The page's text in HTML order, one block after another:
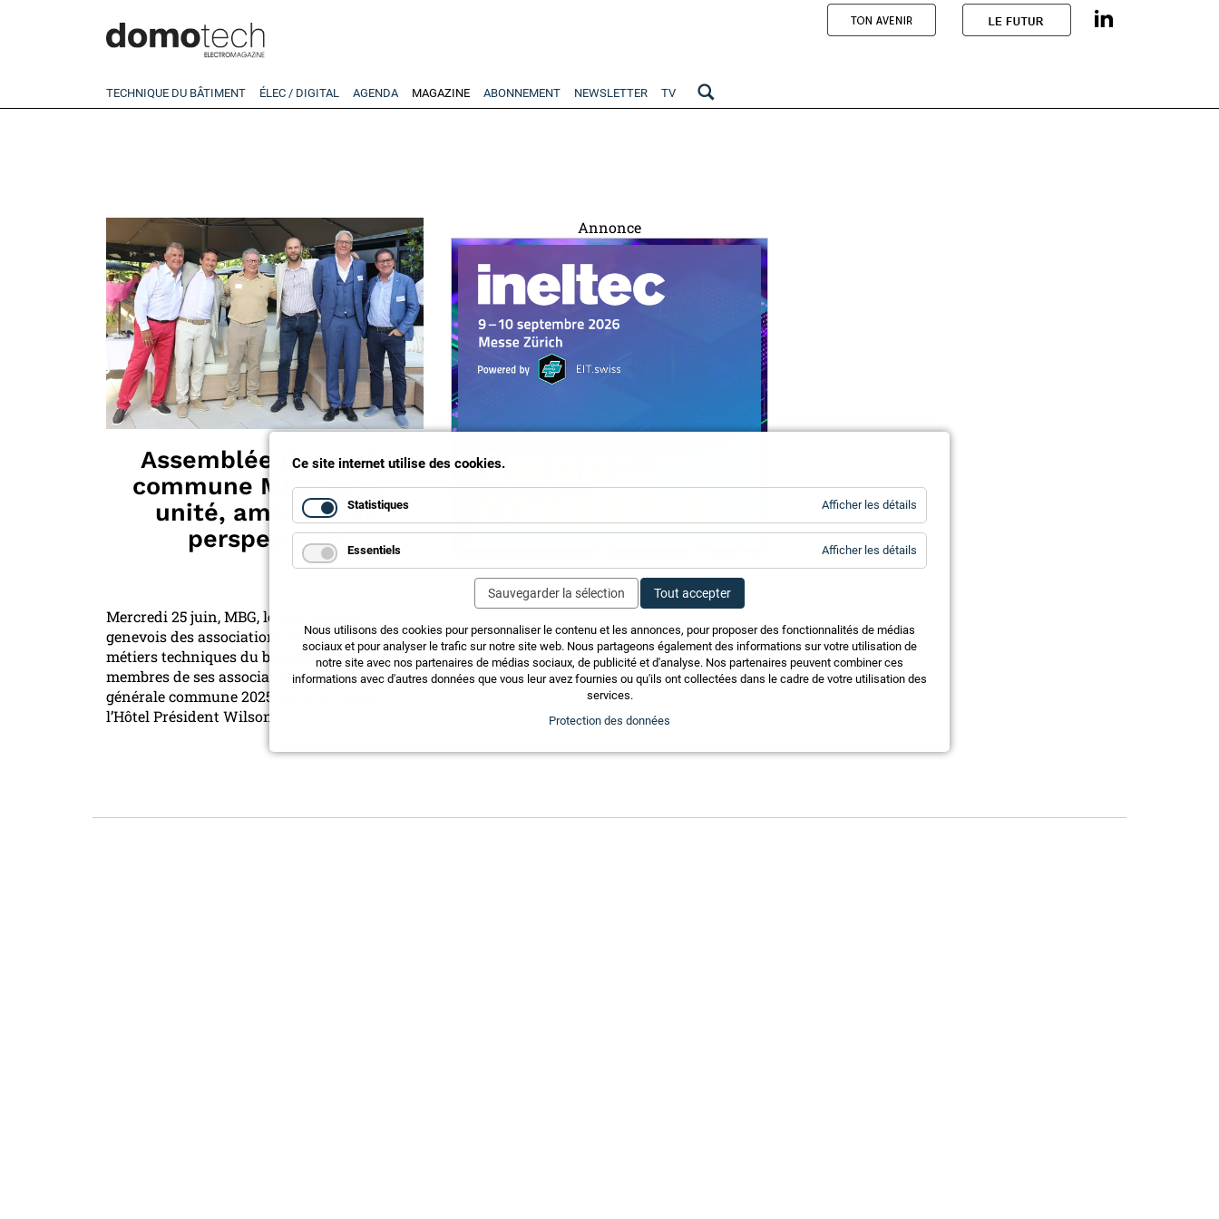
TECHNIQUE DU BÂTIMENT ÉLEC / DIGITAL AGENDA MAGAZINE ABONNEMENT NEWSLETTER TV
Assemblée Générale
commune MBG 2025 :
unité, ambition et
perspectives
Mercredi 25 juin, MBG, le groupement
genevois des associations faîtières des
métiers techniques du bâtiment, a convié les
membres de ses associations à l’Assemblée
générale commune 2025, qui s’est tenue à
l’Hôtel Président Wilson.
Annonce
Ce site internet utilise des cookies.
Statistiques Afficher les détails
Essentiels Afficher les détails
Sauvegarder la sélection Tout accepter
Nous utilisons des cookies pour personnaliser le contenu et les annonces, pour proposer des fonctionnalités de médias
sociaux et pour analyser le trafic sur notre site web. Nous partageons également des informations sur votre utilisation de
notre site avec nos partenaires de médias sociaux, de publicité et d'analyse. Nos partenaires peuvent combiner ces
informations avec d'autres données que vous leur avez fournies ou qu'ils ont collectées dans le cadre de votre utilisation des
services.
Protection des données